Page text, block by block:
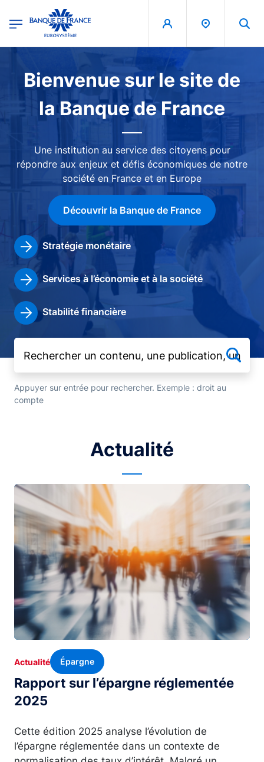
Banque de France - Menu Principal
Bienvenue sur le site de
la Banque de France
Une institution au service des citoyens pour
répondre aux enjeux et défis économiques de notre
société en France et en Europe
Découvrir la Banque de France
Stratégie monétaire
Services à l’économie et à la société
Stabilité financière
Appuyer sur entrée pour rechercher. Exemple : droit au
compte
Actualité
Image
Rapport sur l’épargne réglementée
2025
Actualité Épargne
Cette édition 2025 analyse l’évolution de
l’épargne réglementée dans un contexte de